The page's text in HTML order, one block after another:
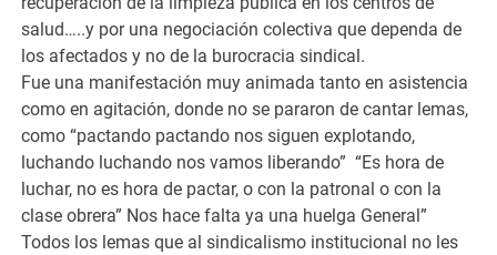
salud…..y por una negociación colectiva que dependa de
los afectados y no de la burocracia sindical.
Fue una manifestación muy animada tanto en asistencia
como en agitación, donde no se pararon de cantar lemas,
como “pactando pactando nos siguen explotando,
luchando luchando nos vamos liberando” “Es hora de
luchar, no es hora de pactar, o con la patronal o con la
clase obrera” Nos hace falta ya una huelga General”
Todos los lemas que al sindicalismo institucional no les